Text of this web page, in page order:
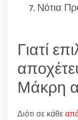
Νότια
Γιατί
Μάκρη
Διότι σε κάθε